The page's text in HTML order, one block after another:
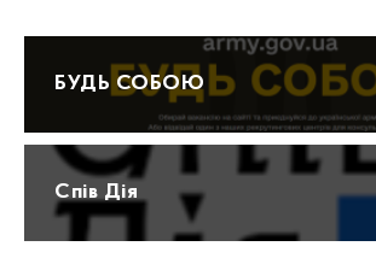
БУДЬ СОБОЮ
Спів Дія